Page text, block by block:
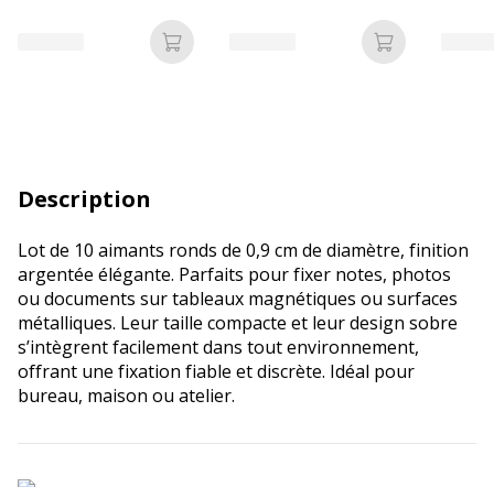
Ajouter au panier Ajouter au
Description
Lot de 10 aimants ronds de 0,9 cm de diamètre, finition
argentée élégante. Parfaits pour fixer notes, photos
ou documents sur tableaux magnétiques ou surfaces
métalliques. Leur taille compacte et leur design sobre
s’intègrent facilement dans tout environnement,
offrant une fixation fiable et discrète. Idéal pour
bureau, maison ou atelier.